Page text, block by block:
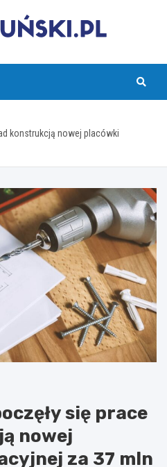
konstrukcją nowej placówki
się prace
nowej
za 37 mln